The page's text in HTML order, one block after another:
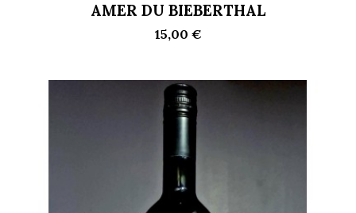
AMER DU BIEBERTHAL
15,00 €